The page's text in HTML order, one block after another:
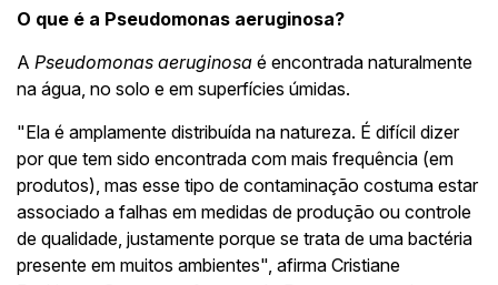
O que é a Pseudomonas aeruginosa?
A Pseudomonas aeruginosa é encontrada naturalmente
na água, no solo e em superfícies úmidas.
"Ela é amplamente distribuída na natureza. É difícil dizer
por que tem sido encontrada com mais frequência (em
produtos), mas esse tipo de contaminação costuma estar
associado a falhas em medidas de produção ou controle
de qualidade, justamente porque se trata de uma bactéria
presente em muitos ambientes", afirma Cristiane